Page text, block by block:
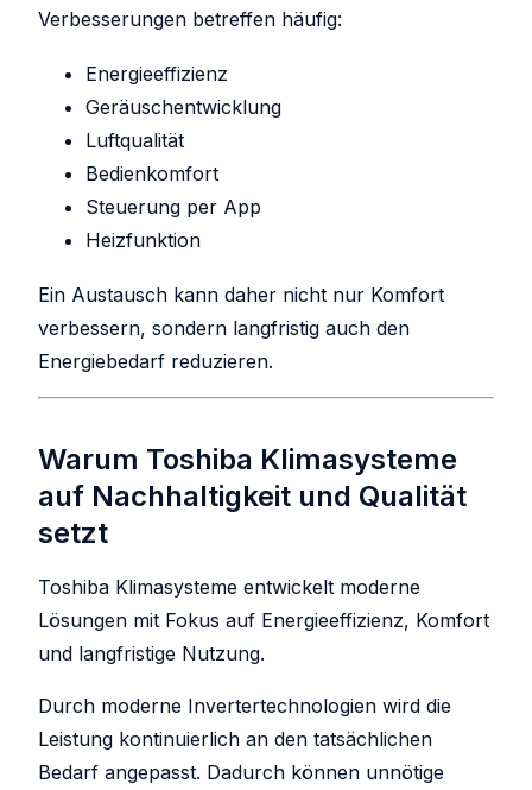
Verbesserungen betreffen häufig:
Energieeffizienz
Geräuschentwicklung
Luftqualität
Bedienkomfort
Steuerung per App
Heizfunktion
Ein Austausch kann daher nicht nur Komfort
verbessern, sondern langfristig auch den
Energiebedarf reduzieren.
Warum Toshiba Klimasysteme
auf Nachhaltigkeit und Qualität
setzt
Toshiba Klimasysteme entwickelt moderne
Lösungen mit Fokus auf Energieeffizienz, Komfort
und langfristige Nutzung.
Durch moderne Invertertechnologien wird die
Leistung kontinuierlich an den tatsächlichen
Bedarf angepasst. Dadurch können unnötige